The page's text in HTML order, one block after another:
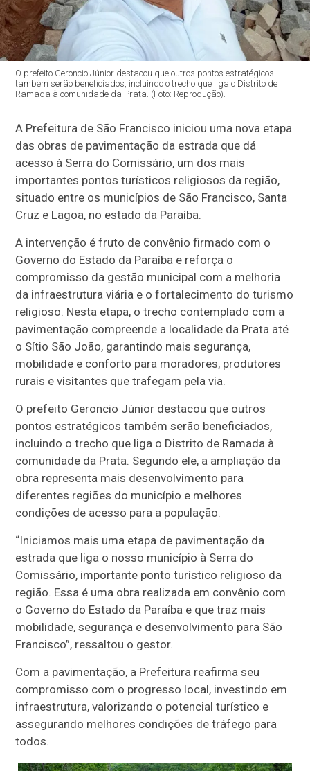
O prefeito Geroncio Júnior destacou que outros pontos estratégicos
também serão beneficiados, incluindo o trecho que liga o Distrito de
Ramada à comunidade da Prata. (Foto: Reprodução).
A Prefeitura de São Francisco iniciou uma nova etapa
das obras de pavimentação da estrada que dá
acesso à Serra do Comissário, um dos mais
importantes pontos turísticos religiosos da região,
situado entre os municípios de São Francisco, Santa
Cruz e Lagoa, no estado da Paraíba.
A intervenção é fruto de convênio firmado com o
Governo do Estado da Paraíba e reforça o
compromisso da gestão municipal com a melhoria
da infraestrutura viária e o fortalecimento do turismo
religioso. Nesta etapa, o trecho contemplado com a
pavimentação compreende a localidade da Prata até
o Sítio São João, garantindo mais segurança,
mobilidade e conforto para moradores, produtores
rurais e visitantes que trafegam pela via.
O prefeito Geroncio Júnior destacou que outros
pontos estratégicos também serão beneficiados,
incluindo o trecho que liga o Distrito de Ramada à
comunidade da Prata. Segundo ele, a ampliação da
obra representa mais desenvolvimento para
diferentes regiões do município e melhores
condições de acesso para a população.
“Iniciamos mais uma etapa de pavimentação da
estrada que liga o nosso município à Serra do
Comissário, importante ponto turístico religioso da
região. Essa é uma obra realizada em convênio com
o Governo do Estado da Paraíba e que traz mais
mobilidade, segurança e desenvolvimento para São
Francisco”, ressaltou o gestor.
Com a pavimentação, a Prefeitura reafirma seu
compromisso com o progresso local, investindo em
infraestrutura, valorizando o potencial turístico e
assegurando melhores condições de tráfego para
todos.